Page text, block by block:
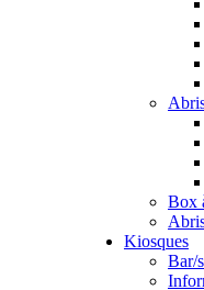
Box
Kiosques
Bar/